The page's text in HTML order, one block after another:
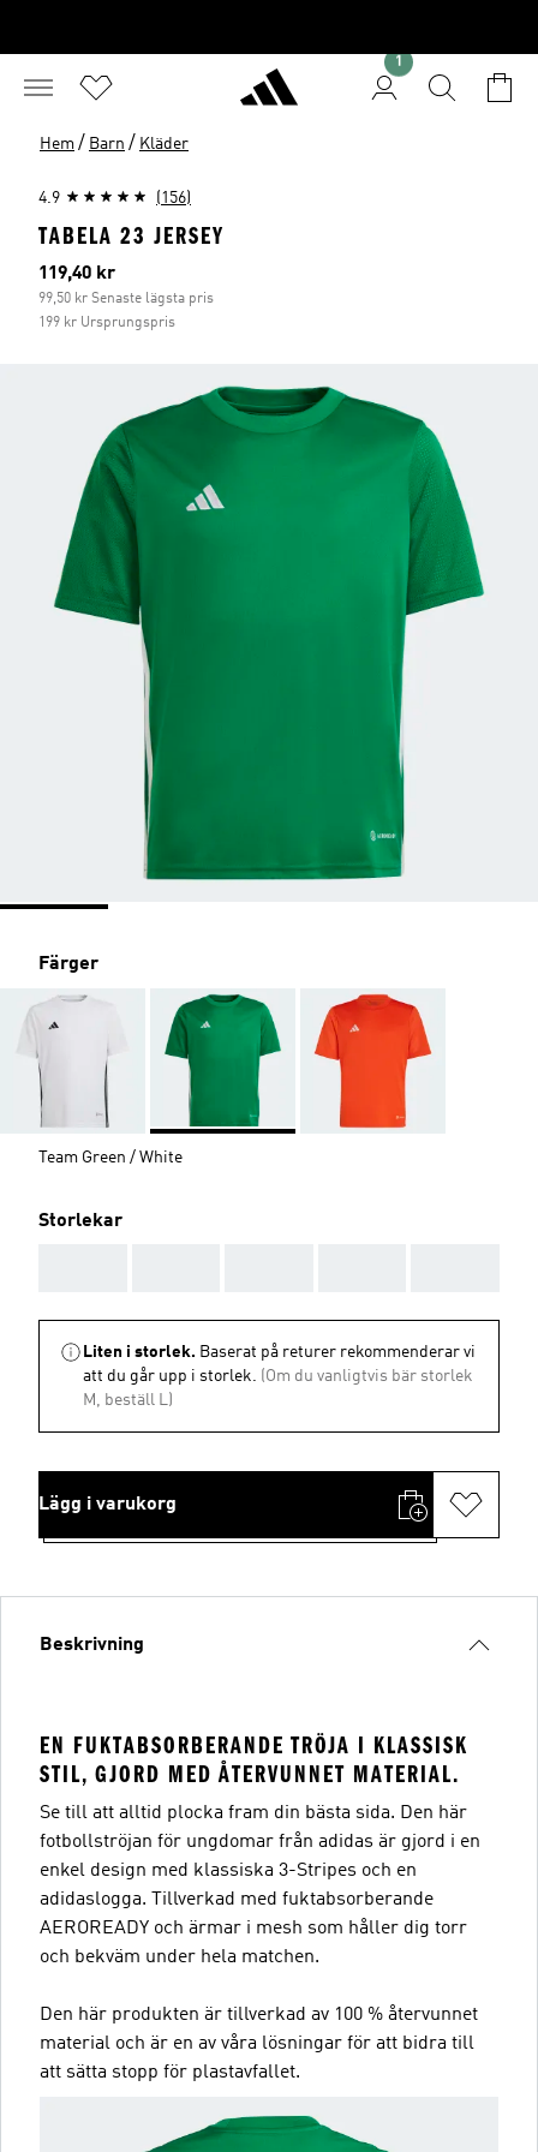
1
Hem / Barn / Kläder
4.9 (156)
TABELA 23 JERSEY
Aktuellt pris
119,40 kr
99,50 kr Senaste lägsta pris
199 kr Ursprungspris
Färger
Team Green / White
Storlekar
Liten i storlek. Baserat på returer rekommenderar vi
att du går upp i storlek. (Om du vanligtvis bär storlek
M, beställ L)
Lägg i varukorg
Beskrivning
EN FUKTABSORBERANDE TRÖJA I KLASSISK
STIL, GJORD MED ÅTERVUNNET MATERIAL.
Se till att alltid plocka fram din bästa sida. Den här
fotbollströjan för ungdomar från adidas är gjord i en
enkel design med klassiska 3-Stripes och en
adidaslogga. Tillverkad med fuktabsorberande
AEROREADY och ärmar i mesh som håller dig torr
och bekväm under hela matchen.
Den här produkten är tillverkad av 100 % återvunnet
material och är en av våra lösningar för att bidra till
att sätta stopp för plastavfallet.